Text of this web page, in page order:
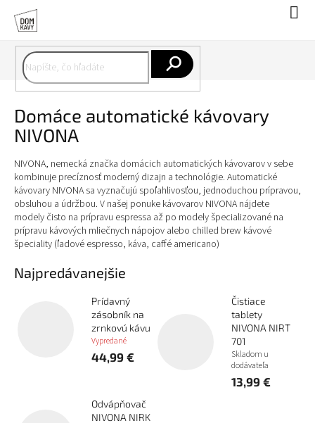
obsah
Domáce automatické kávovary
NIVONA
NIVONA, nemecká značka domácich automatických kávovarov v sebe
kombinuje precíznosť moderný dizajn a technológie. Automatické
kávovary NIVONA sa vyznačujú spoľahlivosťou, jednoduchou prípravou,
obsluhou a údržbou. V našej ponuke kávovarov NIVONA nájdete
modely čisto na prípravu espressa až po modely špecializované na
prípravu kávových mliečnych nápojov alebo chilled brew kávové
špeciality (ľadové espresso, káva, caffé americano)
Najpredávanejšie
Prídavný
zásobník na
zrnkovú kávu
Vypredané
44,99 €
Čistiace
tablety
NIVONA NIRT
701
Skladom u
dodávateľa
13,99 €
Odvápňovač
NIVONA NIRK